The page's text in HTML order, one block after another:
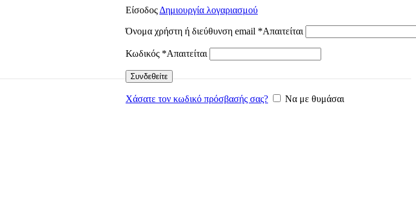
Είσοδος Δημιουργία λογαριασμού
Όνομα χρήστη ή διεύθυνση email *Απαιτείται
Κωδικός *Απαιτείται
Συνδεθείτε
Χάσατε τον κωδικό πρόσβασής σας? Να με θυμάσαι